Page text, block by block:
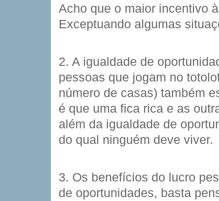
Acho que o maior incentivo
Exceptuando algumas
2. A igualdade de
pessoas que jogam no
número de casas) também
é que uma fica rica e as
além da igualdade de
do qual ninguém deve viver.
3. Os benefícios do lucro
de oportunidades, basta